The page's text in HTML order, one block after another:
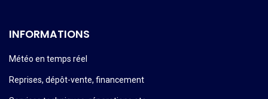
INFORMATIONS
Météo en temps réel
Reprises, dépôt-vente, financement